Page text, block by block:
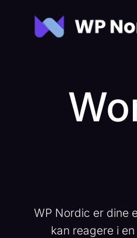
WP Nordic er dine
kan reagere i